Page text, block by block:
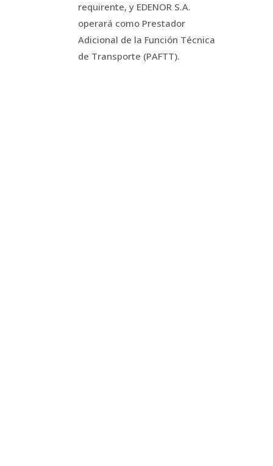
requirente, y EDENOR S.A.
operará como Prestador
Adicional de la Función Técnica
de Transporte (PAFTT).